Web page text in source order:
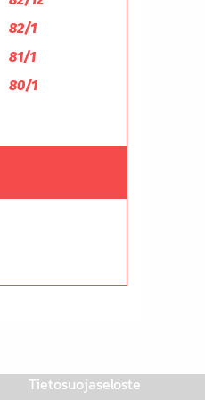
82/1
81/1
80/1
Tietosuojaseloste